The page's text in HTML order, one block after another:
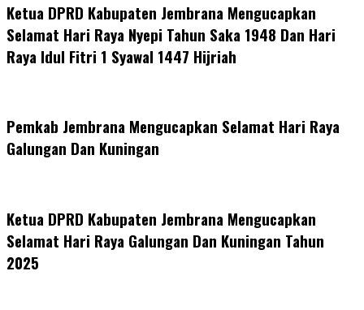
Ketua DPRD Kabupaten Jembrana Mengucapkan
Selamat Hari Raya Nyepi Tahun Saka 1948 Dan Hari
Raya Idul Fitri 1 Syawal 1447 Hijriah
Pemkab Jembrana Mengucapkan Selamat Hari Raya
Galungan Dan Kuningan
Ketua DPRD Kabupaten Jembrana Mengucapkan
Selamat Hari Raya Galungan Dan Kuningan Tahun
2025